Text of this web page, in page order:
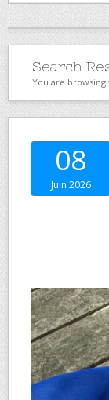
Search
You are
08
Juin 2026